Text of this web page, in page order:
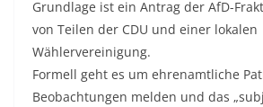
Grundlage ist ein Antrag der AfD-
von Teilen der CDU und einer lokalen
Wählervereinigung.
Formell geht es um ehrenamtliche
Beobachtungen melden und das